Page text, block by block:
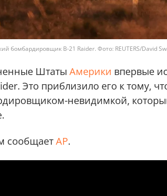
бомбардировщик B-21 Raider. Фото: REUTERS/David
Штаты Америки впервые
Это приблизило его к тому,
невидимкой,
сообщаетAP.